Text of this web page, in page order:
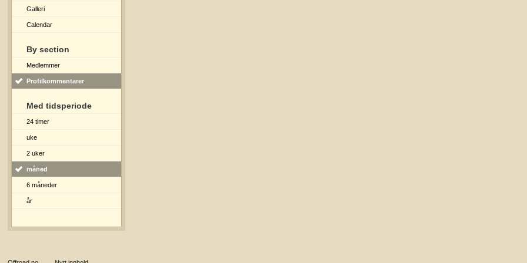
Galleri
Calendar
By section
Medlemmer
Profilkommentarer
Med tidsperiode
24 timer
uke
2 uker
måned
6 måneder
år